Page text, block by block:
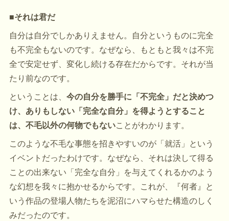
■それは君だ
自分は自分でしかありえません。自分というものに完全
も不完全もないのです。なぜなら、もともと我々は不完
全で安定せず、変化し続ける存在だからです。それが当
たり前なのです。
ということは、今の自分を勝手に「不完全」だと決めつ
け、ありもしない「完全な自分」を得ようとすること
は、不毛以外の何物でもないことがわかります。
このような不毛な事態を招きやすいのが「就活」という
イベントだったわけです。なぜなら、それは決して得る
ことの出来ない「完全な自分」を与えてくれるかのよう
な幻想を我々に抱かせるからです。これが、『何者』と
いう作品の登場人物たちを泥沼にハマらせた構造のしく
みだったのです。